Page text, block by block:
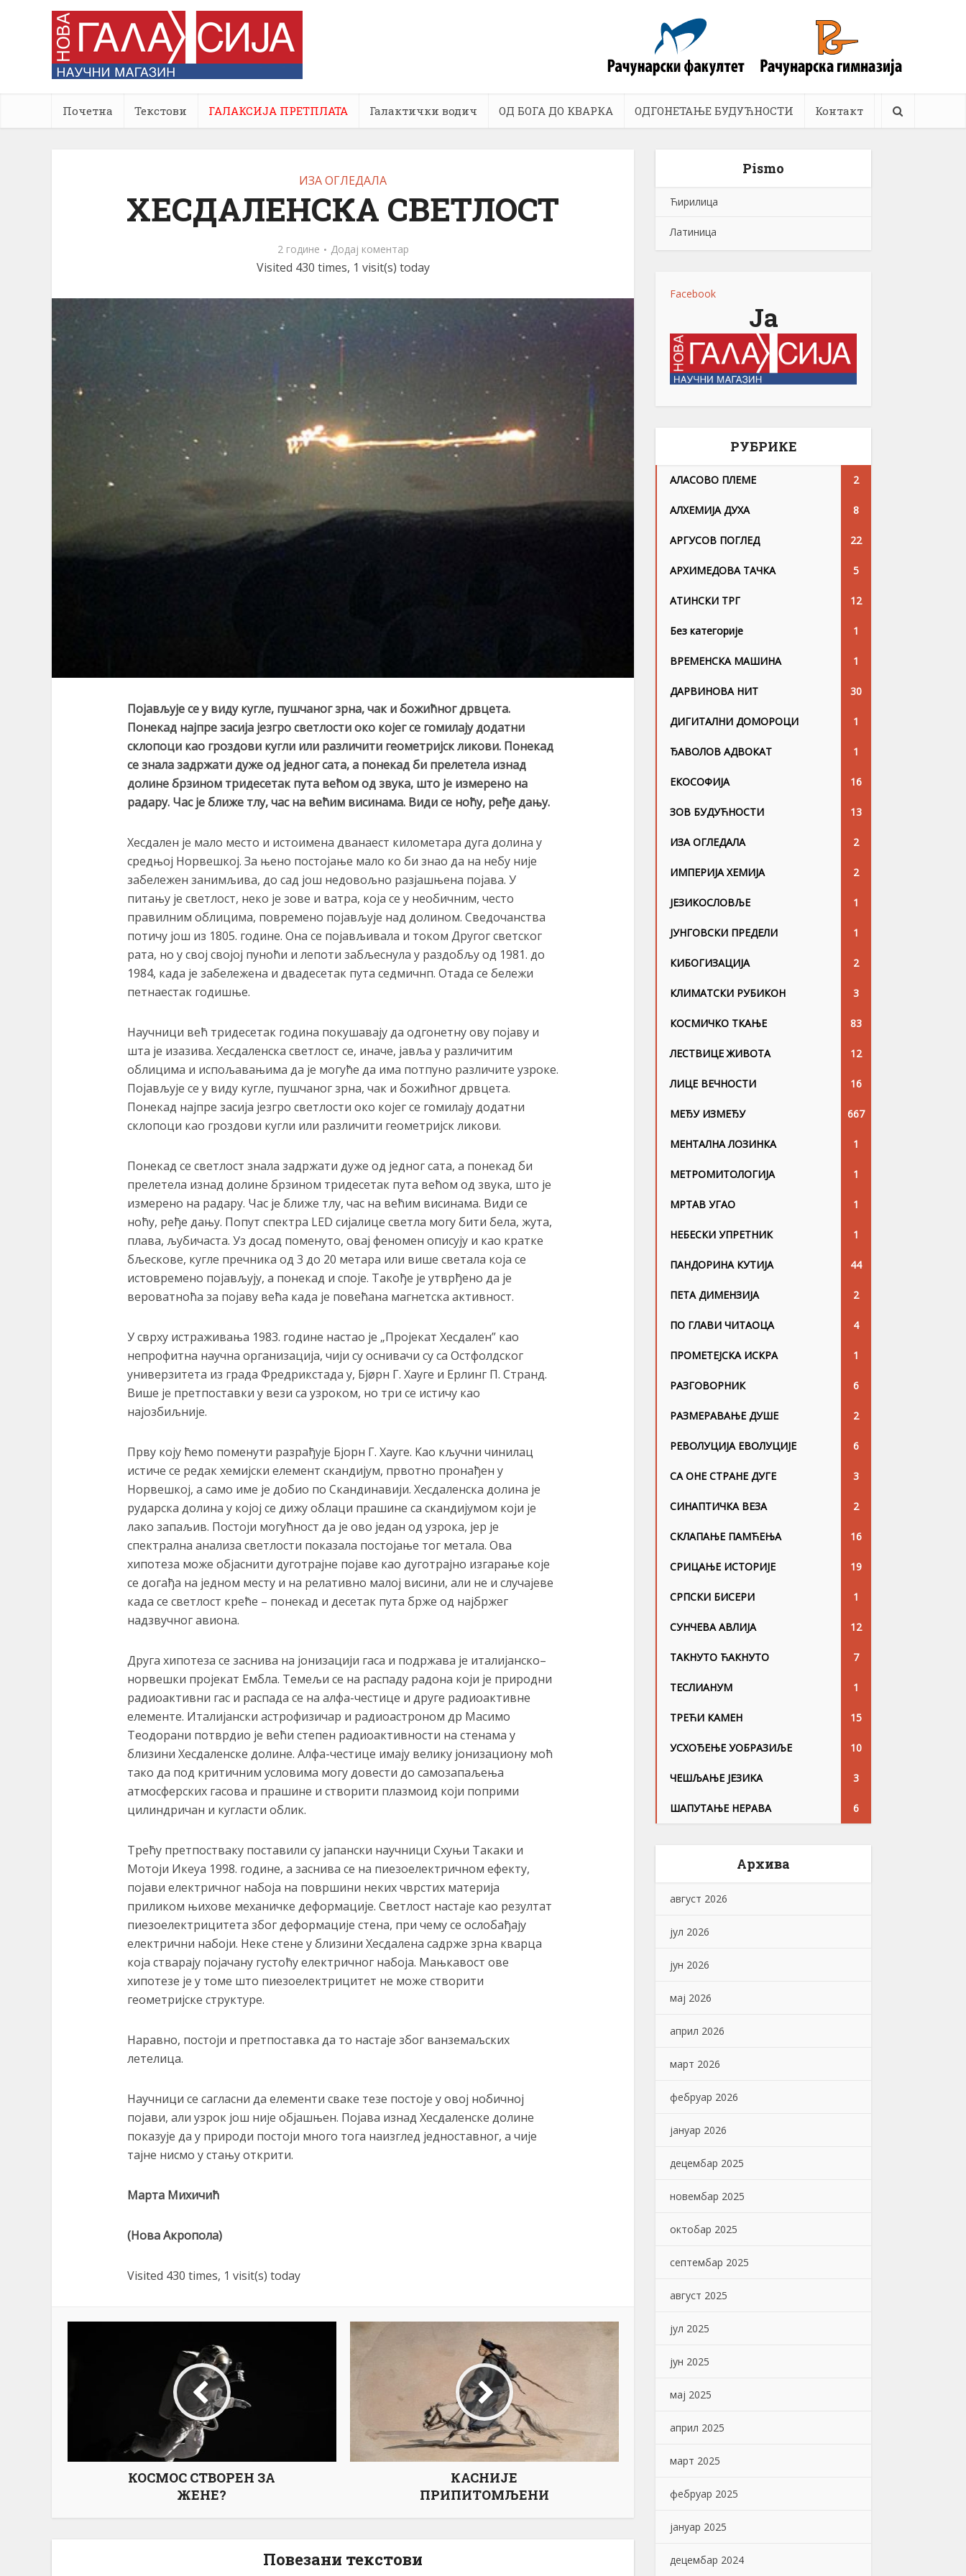
Почетна Текстови ГАЛАКСИЈА ПРЕТПЛАТА Галактички водич ОД БОГА ДО КВАРКА ОДГОНЕТАЊЕ БУДУЋНОСТИ Контакт
ИЗА ОГЛЕДАЛА
ХЕСДАЛЕНСКА СВЕТЛОСТ
2 године Додај коментар
Visited 430 times, 1 visit(s) today
Појављује се у виду кугле, пушчаног зрна, чак и божићног дрвцета.
Понекад најпрезасија језгро светлости око којег се гомилају додатни
склопоци као гроздови кугли или различити геометријск ликови. Понекад
сезнала задржати дуже од једног сата, а понекад би прелетела изнад
долинебрзином тридесетак пута већом од звука, што је измерено на
радару. Часје ближе тлу, час на већим висинама. Види се ноћу, ређе дању.
Хесдален је мало место и истоимена дванаест километара дуга долина у
средњој Норвешкој. За њено постојање мало ко би знао да на небу није
забележен занимљива, до сад још недовољно разјашњена појава. У
питању је светлост, неко је зове и ватра, која се у необичним, често
правилним облицима, повремено појављује над долином. Сведочанства
потичу још из 1805. године. Она се појављивала и током Другог светског
рата, но у свој својој пуноћи и лепоти забљеснула у раздобљу од 1981. до
1984, када је забележена и двадесетак пута седмичнп. Отада се бележи
петнаестак годишње.
Научници већ тридесетак година покушавају да одгонетну ову појаву и
шта је изазива. Хесдаленска светлост се, иначе, јавља у различитим
облицима и испољавањима да је могуће да има потпуно различите узроке.
Појављује се у виду кугле, пушчаног зрна, чак и божићног дрвцета.
Понекад најпре засија језгро светлости око којег се гомилају додатни
склопоци као гроздови кугли или различити геометријск ликови.
Понекад се светлост знала задржати дуже од једног сата, а понекад би
прелетела изнад долине брзином тридесетак пута већом од звука, што је
измерено на радару. Час је ближе тлу, час на већим висинама. Види се
ноћу, ређе дању. Попут спектра LED сијалице светла могу бити бела, жута,
плава, љубичаста. Уз досад поменуто, овај феномен описују и као кратке
бљескове, кугле пречника од 3 до 20 метара или више светала која се
истовремено појављују, а понекад и споје. Такође је утврђено да је
вероватноћа за појаву већа када је повећана магнетска активност.
У сврху истраживања 1983. године настао је „Пројекат Хесдален” као
непрофитна научна организација, чији су оснивачи су са Остфолдског
универзитета из града Фредрикстада у, Бјøрн Г. Хауге и Ерлинг П. Странд.
Више је претпоставки у вези са узроком, но три се истичу као
најозбиљније.
Прву коју ћемо поменути разрађује Бјорн Г. Хауге. Kао кључни чинилац
истиче се редак хемијски елемент скандијум, првотно пронађен у
Норвешкој, а само име је добио по Скандинавији. Хесдаленска долина је
рударска долина у којој се дижу облаци прашине са скандијумом који је
лако запаљив. Постоји могућност да је ово један од узрока, јер је
спектрална анализа светлости показала постојање тог метала. Ова
хипотеза може објаснити дуготрајне појаве као дуготрајно изгарање које
се догађа на једном месту и на релативно малој висини, али не и случајеве
када се светлост креће – понекад и десетак пута брже од најбржег
надзвучног авиона.
Друга хипотеза се заснива на јонизацији гаса и подржава је италијанско–
норвешки пројекат Ембла. Темељи се на распаду радона који је природни
радиоактивни гас и распада се на алфа-честице и друге радиоактивне
елементе. Италијански астрофизичар и радиоастроном др Масимо
Теодорани потврдио је већи степен радиоактивности на стенама у
близини Хесдаленске долине. Алфа-честице имају велику јонизациону моћ
тако да под критичним условима могу довести до самозапаљења
атмосферских гасова и прашине и створити плазмоид који поприми
цилиндричан и кугласти облик.
Трећу претпостваку поставили су јапански научници Схуњи Такаки и
Мотоји Икеyа 1998. године, а заснива се на пиезоелектричном ефекту,
појави електричног набоја на површини неких чврстих материја
приликом њихове механичке деформације. Светлост настаје као резултат
пиезоелектрицитета због деформације стена, при чему се ослобађају
електрични набоји. Неке стене у близини Хесдалена садрже зрна кварца
која стварају појачану густоћу електричног набоја. Мањкавост ове
хипотезе је у томе што пиезоелектрицитет не може створити
геометријске структуре.
Наравно, постоји и претпоставка да то настаје због ванземаљских
летелица.
Научници се сагласни да елементи сваке тезе постоје у овој нобичној
појави, али узрок још није објашњен. Појава изнад Хесдаленске долине
показује да у природи постоји много тога наизглед једноставног, а чије
тајне нисмо у стању открити.
Марта Михичић
(Нова Акропола)
Visited 430 times, 1 visit(s) today
КОСМОС СТВОРЕН ЗА
ЖЕНЕ?
КАСНИЈЕ
ПРИПИТОМЉЕНИ
Повезани текстови
Pismo
Ћирилица
Латиница
Facebook
Ја
РУБРИКЕ
АЛАСОВО ПЛЕМЕ 2
АЛХЕМИЈА ДУХА 8
АРГУСОВ ПОГЛЕД 22
АРХИМЕДОВА ТАЧКА 5
АТИНСКИ ТРГ 12
Без категорије 1
ВРЕМЕНСКА МАШИНА 1
ДАРВИНОВА НИТ 30
ДИГИТАЛНИ ДОМОРОЦИ 1
ЂАВОЛОВ АДВОКАТ 1
ЕКОСОФИЈА 16
ЗОВ БУДУЋНОСТИ 13
ИЗА ОГЛЕДАЛА 2
ИМПЕРИЈА ХЕМИЈА 2
ЈЕЗИКОСЛОВЉЕ 1
ЈУНГОВСKИ ПРЕДЕЛИ 1
КИБОГИЗАЦИЈА 2
КЛИМАТСКИ РУБИКОН 3
КОСМИЧКО ТКАЊЕ 83
ЛЕСТВИЦЕ ЖИВОТА 12
ЛИЦЕ ВЕЧНОСТИ 16
МЕЂУ ИЗМЕЂУ 667
МЕНТАЛНА ЛОЗИНКА 1
МЕТРОМИТОЛОГИЈА 1
МРТАВ УГАО 1
НЕБЕСКИ УПРЕТНИК 1
ПАНДОРИНА КУТИЈА 44
ПЕТА ДИМЕНЗИЈА 2
ПО ГЛАВИ ЧИТАОЦА 4
ПРОМЕТЕЈСКА ИСКРА 1
РАЗГОВОРНИК 6
РАЗМЕРАВАЊЕ ДУШЕ 2
РЕВОЛУЦИЈА ЕВОЛУЦИЈЕ 6
СА ОНЕ СТРАНЕ ДУГЕ 3
СИНАПТИЧКА ВЕЗА 2
СКЛАПАЊЕ ПАМЋЕЊА 16
СРИЦАЊЕ ИСТОРИЈЕ 19
СРПСКИ БИСЕРИ 1
СУНЧЕВА АВЛИЈА 12
ТАКНУТО ЋАКНУТО 7
ТЕСЛИАНУМ 1
ТРЕЋИ КАМЕН 15
УСХОЂЕЊЕ УОБРАЗИЉЕ 10
ЧЕШЉАЊЕ ЈЕЗИKА 3
ШАПУТАЊЕ НЕРАВА 6
Архива
август 2026
јул 2026
јун 2026
мај 2026
април 2026
март 2026
фебруар 2026
јануар 2026
децембар 2025
новембар 2025
октобар 2025
септембар 2025
август 2025
јул 2025
јун 2025
мај 2025
април 2025
март 2025
фебруар 2025
јануар 2025
децембар 2024